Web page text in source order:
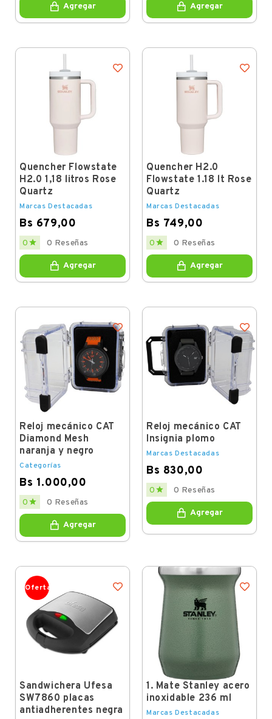
Agregar Agregar
Quencher Flowstate
H2.0 1,18 litros Rose
Quartz
Marcas Destacadas
Bs 679,00
Price
0  0 Reseñas
Agregar
Quencher H2.0
Flowstate 1.18 lt Rose
Quartz
Marcas Destacadas
Bs 749,00
Price
0  0 Reseñas
Agregar
Reloj mecánico CAT
Diamond Mesh
naranja y negro
Categorías
Bs 1.000,00
Price
0  0 Reseñas
Agregar
Reloj mecánico CAT
Insignia plomo
Marcas Destacadas
Bs 830,00
Price
0  0 Reseñas
Agregar
Oferta
Sandwichera Ufesa
SW7860 placas
antiadherentes negra
1. Mate Stanley acero
inoxidable 236 ml
Marcas Destacadas